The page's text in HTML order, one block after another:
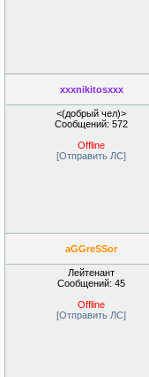
xxxnikitosxxx
<(добрый чел)>
Сообщений: 572
Offline
[Отправить ЛС]
aGGreSSor
Лейтенант
Сообщений: 45
Offline
[Отправить ЛС]